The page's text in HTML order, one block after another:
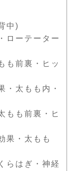
中)
ローテーター
も前裏・ヒッ
・太もも内・
もも前裏・ヒ
果・太もも
らはぎ・神経